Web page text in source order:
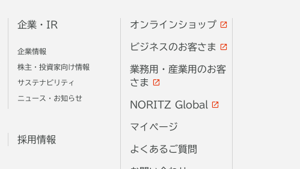
企業・IR
企業情報
株主・投資家向け情報
サステナビリティ
ニュース・お知らせ
採用情報
オンラインショップ
ビジネスのお客さま
業務用・産業用のお客
さま
NORITZ Global
マイページ
よくあるご質問